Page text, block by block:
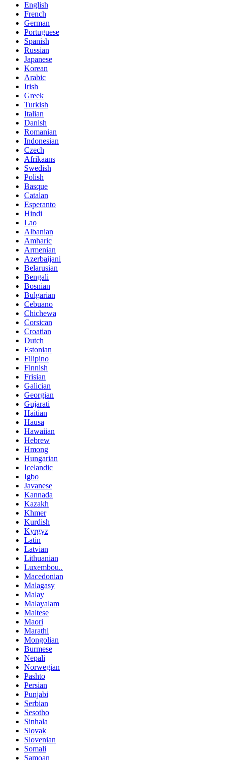
English
French
German
Portuguese
Spanish
Russian
Japanese
Korean
Arabic
Irish
Greek
Turkish
Italian
Danish
Romanian
Indonesian
Czech
Afrikaans
Swedish
Polish
Basque
Catalan
Esperanto
Hindi
Lao
Albanian
Amharic
Armenian
Azerbaijani
Belarusian
Bengali
Bosnian
Bulgarian
Cebuano
Chichewa
Corsican
Croatian
Dutch
Estonian
Filipino
Finnish
Frisian
Galician
Georgian
Gujarati
Haitian
Hausa
Hawaiian
Hebrew
Hmong
Hungarian
Icelandic
Igbo
Javanese
Kannada
Kazakh
Khmer
Kurdish
Kyrgyz
Latin
Latvian
Lithuanian
Luxembou..
Macedonian
Malagasy
Malay
Malayalam
Maltese
Maori
Marathi
Mongolian
Burmese
Nepali
Norwegian
Pashto
Persian
Punjabi
Serbian
Sesotho
Sinhala
Slovak
Slovenian
Somali
Samoan